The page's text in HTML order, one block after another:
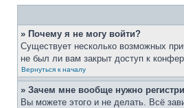
» Почему я не могу войти?
Существует несколько возможных
не был ли вам закрыт доступ к
Вернуться к началу
» Зачем мне вообще нужно
Вы можете этого и не делать. Всё